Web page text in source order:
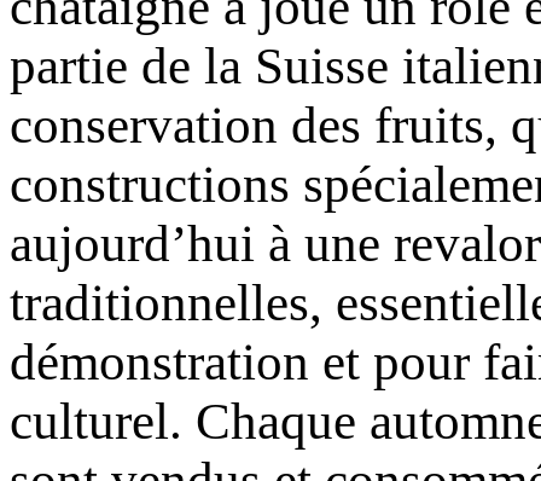
partie de la Suisse
conservation des fruits,
constructions
aujourd’hui à une
traditionnelles,
démonstration et pour
culturel. Chaque